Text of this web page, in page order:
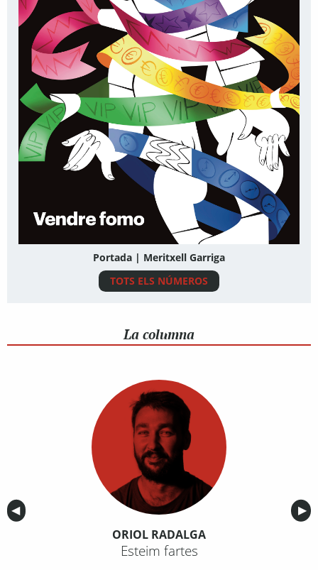
Portada | Meritxell Garriga
TOTS ELS NÚMEROS
La columna
Anterior
◀︎ ▶︎
ORIOL RADALGA
Esteim fartes